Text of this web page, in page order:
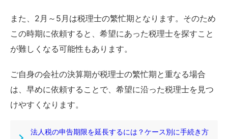
また、2月～5月は税理士の繁忙期となります。そのため
この時期に依頼すると、希望にあった税理士を探すこと
が難しくなる可能性もあります。
ご自身の会社の決算期が税理士の繁忙期と重なる場合
は、早めに依頼することで、希望に沿った税理士を見つ
けやすくなります。
法人税の申告期限を延長するには？ケース別に手続き方